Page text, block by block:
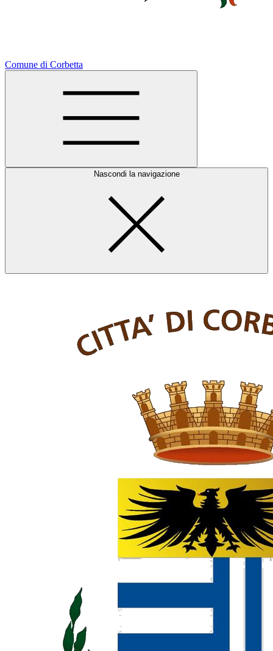
Comune di Corbetta
Nascondi la navigazione